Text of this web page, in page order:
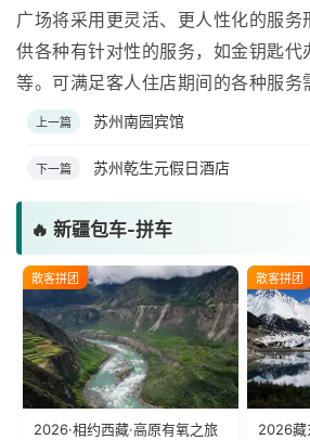
广场将采用更灵活、更人性化的服务
供各种有针对性的服务，如金钥匙代
等。可满足客人住店期间的各种服务
上一篇 苏州南园宾馆
下一篇 苏州乾生元假日酒店
🔥 新疆包车-拼车
散客拼团
2026·相约西藏·高原有氧之旅
散客拼团
2026藏